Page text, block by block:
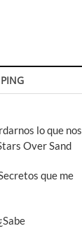
lo que nos
Over Sand
que me